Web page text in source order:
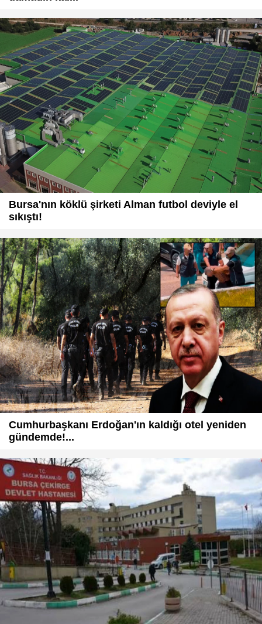
Bursa'nın köklü şirketi Alman futbol deviyle el
sıkıştı!
Cumhurbaşkanı Erdoğan'ın kaldığı otel yeniden
gündemde!...